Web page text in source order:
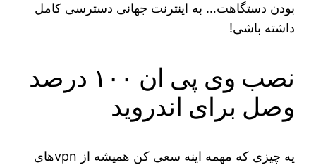
بودن دستگاهت… به اینترنت جهانی دسترسی کامل
داشته باشی!
نصب وی پی ان ۱۰۰ درصد
وصل برای اندروید
یه چیزی که مهمه اینه سعی کن همیشه از vpnهای